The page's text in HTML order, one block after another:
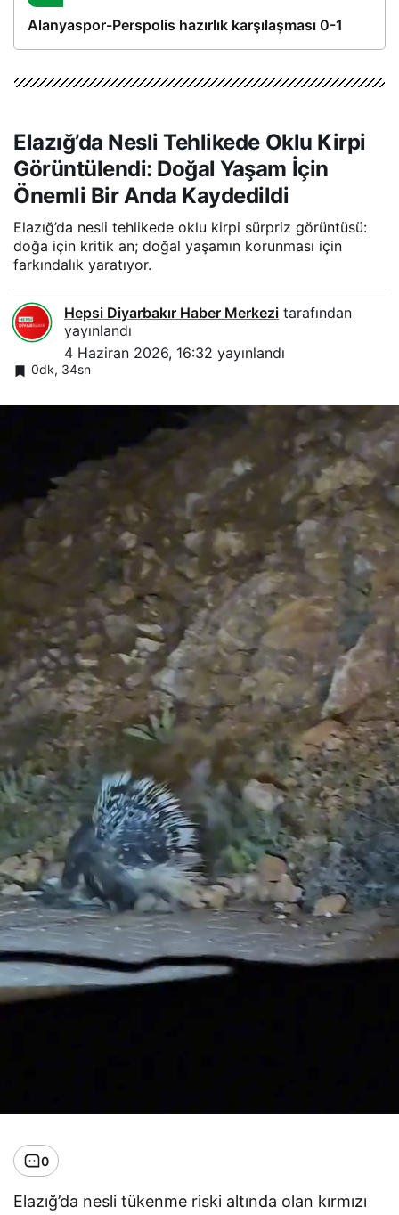
Alanyaspor-Perspolis hazırlık karşılaşması 0-1
Elazığ’da Nesli Tehlikede Oklu Kirpi
Görüntülendi: Doğal Yaşam İçin
Önemli Bir Anda Kaydedildi
Elazığ’da nesli tehlikede oklu kirpi sürpriz görüntüsü:
doğa için kritik an; doğal yaşamın korunması için
farkındalık yaratıyor.
Hepsi Diyarbakır Haber Merkezi tarafından
yayınlandı
4 Haziran 2026, 16:32 yayınlandı
0dk, 34sn
0
Elazığ’da nesli tükenme riski altında olan kırmızı